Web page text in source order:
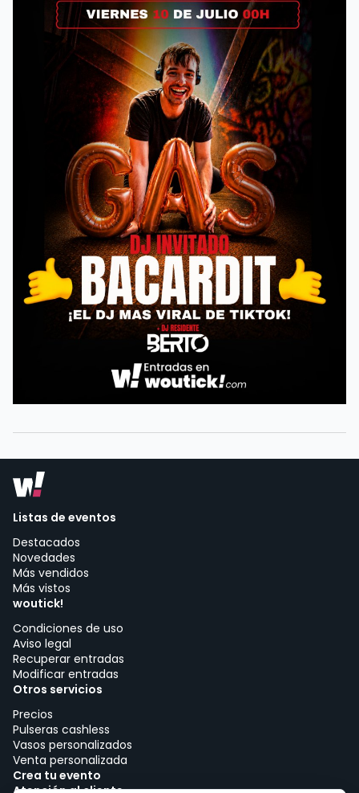
Listas de eventos
Destacados
Novedades
Más vendidos
Más vistos
woutick!
Condiciones de uso
Aviso legal
Recuperar entradas
Modificar entradas
Otros servicios
Precios
Pulseras cashless
Vasos personalizados
Venta personalizada
Crea tu evento